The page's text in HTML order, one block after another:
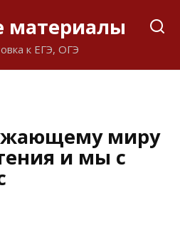
материалы
к ЕГЭ, ОГЭ
миру
и мы с